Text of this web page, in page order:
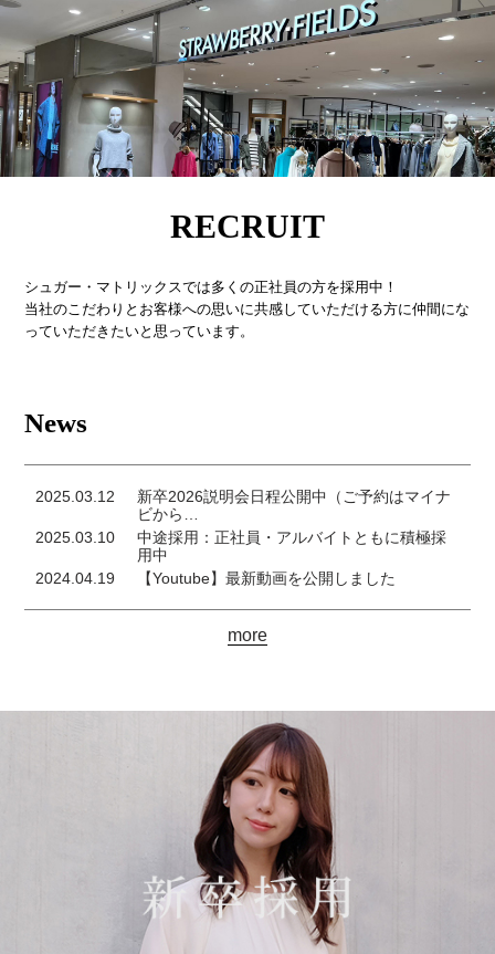
RECRUIT
シュガー・マトリックスでは多くの正社員の方を採用中！
当社のこだわりとお客様への思いに共感していただける方に仲間にな
っていただきたいと思っています。
News
2025.03.12
新卒2026説明会日程公開中（ご予約はマイナ
ビから…
2025.03.10
中途採用：正社員・アルバイトともに積極採
用中
2024.04.19
【Youtube】最新動画を公開しました
more